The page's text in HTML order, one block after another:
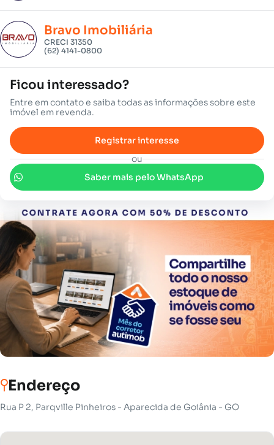
Bravo Imobiliária
CRECI 31350
(62) 4141-0800
Ficou interessado?
Entre em contato e saiba todas as informações sobre este
imóvel em revenda.
Registrar interesse
ou
Saber mais pelo WhatsApp
Endereço
Rua P 2, Parqville Pinheiros - Aparecida de Goiânia - GO